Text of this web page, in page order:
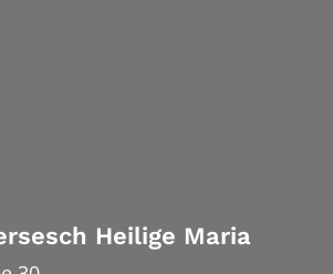
Heilige Maria